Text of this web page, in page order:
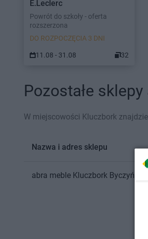
E.Leclerc
Powrót do szkoły - oferta
rozszerzona
DO ROZPOCZĘCIA 3 DNI
11.08 - 31.08 32
Pozostałe
W miejscowości Kluczbork
Nazwa i adres sklepu
abra meble Kluczbork Byczyńska